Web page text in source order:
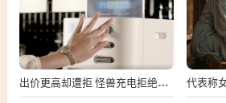
出价更高却遭拒 怪兽充电拒绝高瓴私有化要约